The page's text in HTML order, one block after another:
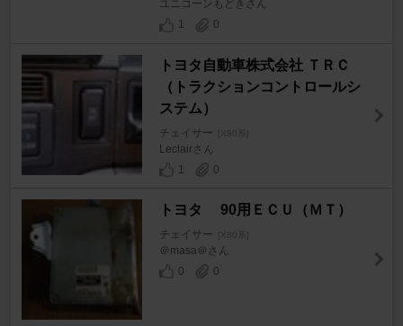
ユニコーンもどきさん
1
0
トヨタ自動車株式会社 ＴＲＣ
（トラクションコントロールシ
ステム）
チェイサー [X80系]
Leclairさん
1
0
トヨタ 90用ＥＣＵ（ＭＴ）
チェイサー [X80系]
＠masa＠さん
0
0